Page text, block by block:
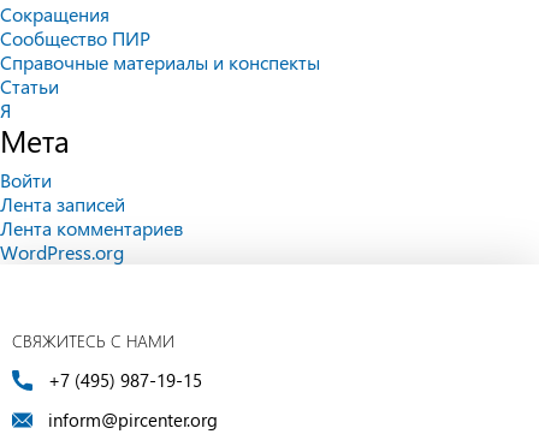
Сокращения
Сообщество ПИР
Справочные материалы и конспекты
Статьи
Я
Мета
Войти
Лента записей
Лента комментариев
WordPress.org
СВЯЖИТЕСЬ С НАМИ
+7 (495) 987-19-15
inform@pircenter.org